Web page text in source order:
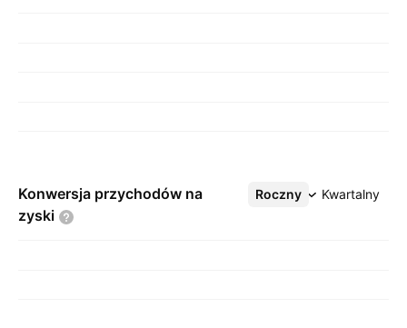
Konwersja przychodów na
zyski
Roczny Kwartalny
Więcej